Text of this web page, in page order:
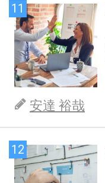
11
安達 裕哉
12